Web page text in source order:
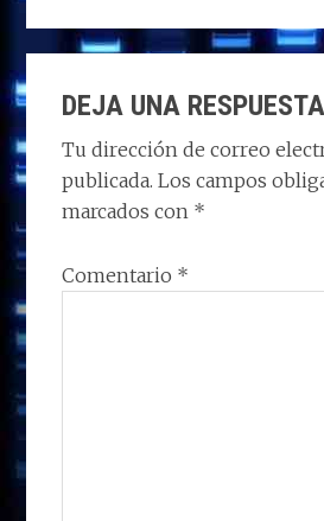
to
d
o
n
ce
b
o
o
k
k
e
dI
n
s
A
p
p
INTERACCIONES
CON
LOS
LECTORES
DEJA UNA RESPUESTA
Tu dirección de correo
publicada. Los campos
marcados con *
Comentario *